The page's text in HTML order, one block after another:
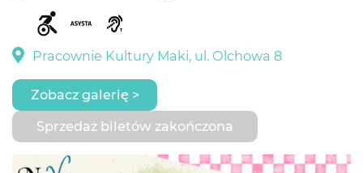
Pracownie Kultury Maki, ul. Olchowa 8
Zobacz galerię >
Sprzedaż biletów zakończona